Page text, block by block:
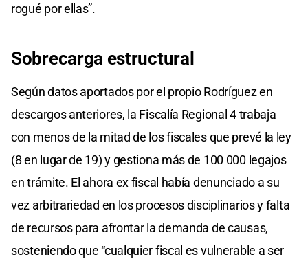
rogué por ellas”.
Sobrecarga estructural
Según datos aportados por el propio Rodríguez en
descargos anteriores, la Fiscalía Regional 4 trabaja
con menos de la mitad de los fiscales que prevé la ley
(8 en lugar de 19) y gestiona más de 100 000 legajos
en trámite. El ahora ex fiscal había denunciado a su
vez arbitrariedad en los procesos disciplinarios y falta
de recursos para afrontar la demanda de causas,
sosteniendo que “cualquier fiscal es vulnerable a ser